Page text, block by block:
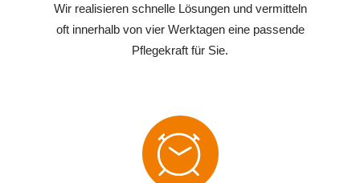
Wir realisieren schnelle Lösungen und vermitteln
oft innerhalb von vier Werktagen eine passende
Pflegekraft für Sie.